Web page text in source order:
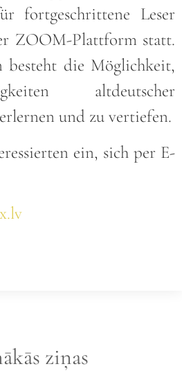
fortgeschrittene Leser
ZOOM-Plattform statt.
besteht die Möglichkeit,
altdeutscher
und zu vertiefen.
ein, sich per E-
ziņas